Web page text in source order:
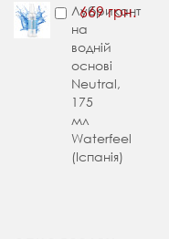
Лубрикант
на
водній
основі
Neutral,
175
мл
Waterfeel
(Іспанія)
669 грн.